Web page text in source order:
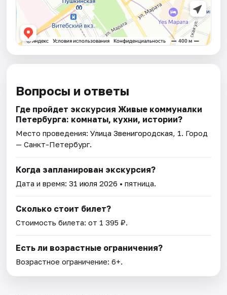
Вопросы и ответы
Где пройдет экскурсия Живые коммуналки
Петербурга: комнаты, кухни, истории?
Место проведения:Улица Звенигородская, 1. Город
— Санкт-Петербург.
Когда запланирован экскурсия?
Дата и время:31 июля 2026 • пятница.
Сколько стоит билет?
Стоимость билета: от 1 395 ₽.
Есть ли возрастные ограничения?
Возрастное ограничение: 6+.